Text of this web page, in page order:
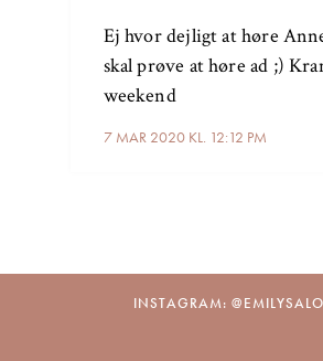
7 MAR 2020 KL. 12:12 PM
Ej hvor dejligt at høre
skal prøve at høre ad ;)
weekend
INSTAGRAM: